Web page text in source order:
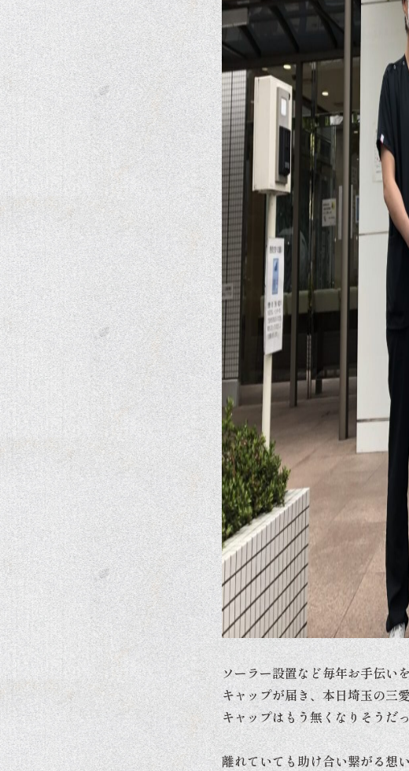
ソーラー設置など毎年お手伝い
キャップが届き、本日埼玉の三
キャップはもう無くなりそうだ
離れていても助け合い繋がる想い